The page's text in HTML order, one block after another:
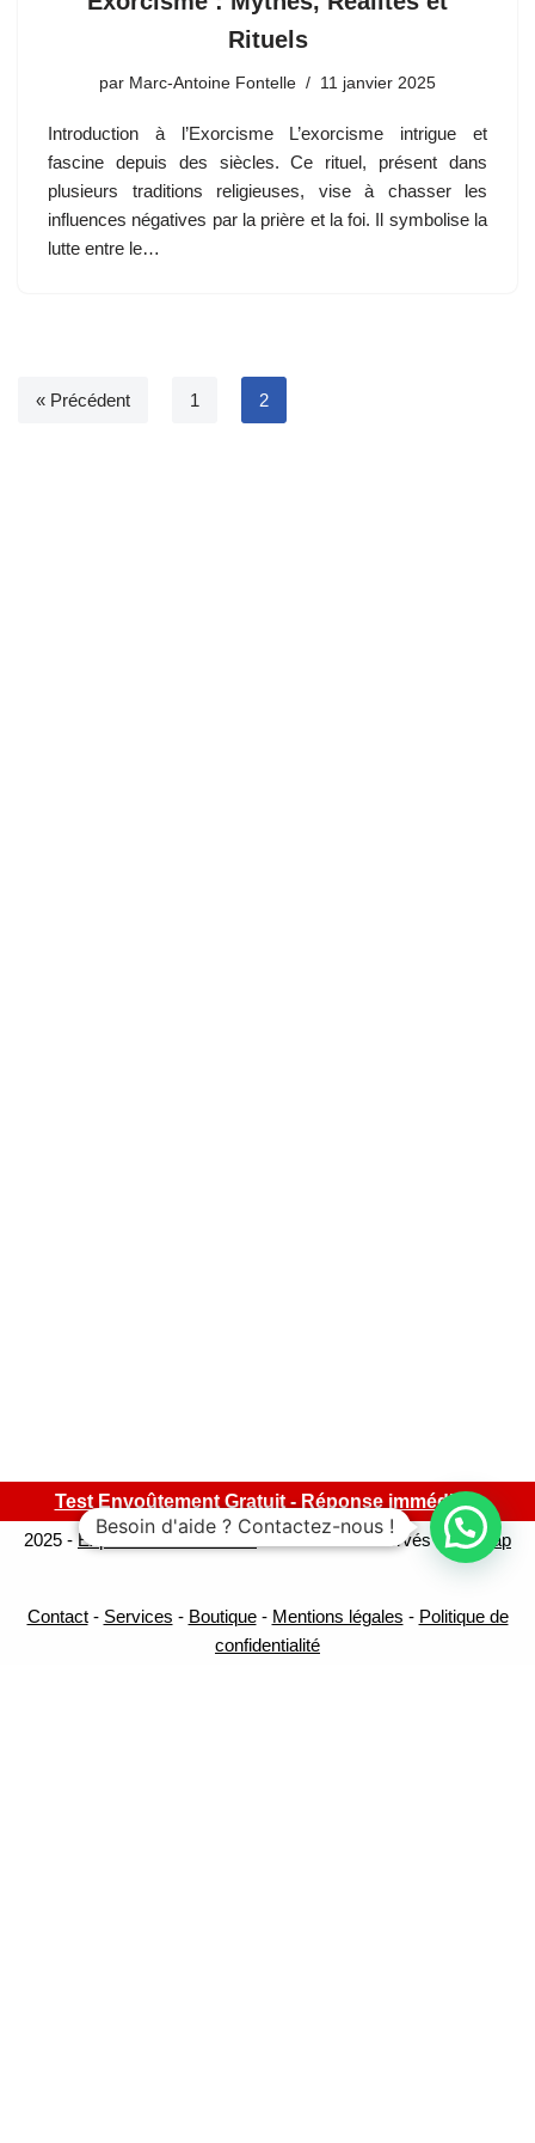
Rituels
par Marc-Antoine Fontelle 11 janvier 2025
Introduction à l’Exorcisme L’exorcisme intrigue et
fascine depuis des siècles. Ce rituel, présent dans
plusieurs traditions religieuses, vise à chasser les
influences négatives par la prière et la foi. Il symbolise la
lutte entre le…
« Précédent 1 2
Test Envoûtement Gratuit - Réponse immédiate
2025 -Expert-Sorcellerie.com- Tous droits réservés -Sitemap
Contact- Services - Boutique- Mentions légales - Politique de
confidentialité
Besoin d'aide ? Contactez-nous !